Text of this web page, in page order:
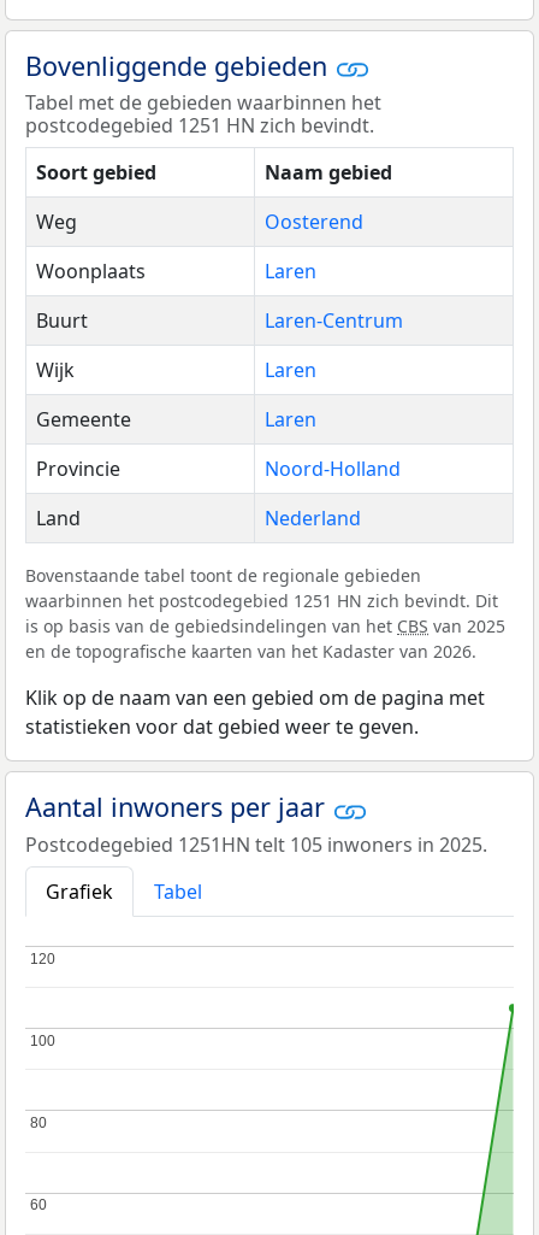
Bovenliggende gebieden
Tabel met de gebieden waarbinnen het
postcodegebied 1251 HN zich bevindt.
Soort gebied
Naam gebied
Weg
Oosterend
Woonplaats
Laren
Buurt
Laren-Centrum
Wijk
Laren
Gemeente
Laren
Provincie
Noord-Holland
Land
Nederland
Bovenstaande tabel toont de regionale gebieden
waarbinnen het postcodegebied 1251 HN zich bevindt. Dit
is op basis van de gebiedsindelingen van het CBS van 2025
en de topografische kaarten van het Kadaster van 2026.
Klik op de naam van een gebied om de pagina met
statistieken voor dat gebied weer te geven.
Aantal inwoners per jaar
Postcodegebied 1251HN telt 105 inwoners in 2025.
Grafiek
Tabel
60
60
80
80
100
100
120
120